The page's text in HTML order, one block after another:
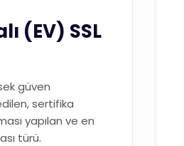
(EV) SSL
güven
sertifika
yapılan ve en
türü.